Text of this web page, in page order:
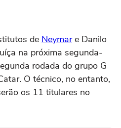
de Neymare Danilo
na próxima segunda-
rodada do grupo G
O técnico, no entanto,
os 11 titulares no